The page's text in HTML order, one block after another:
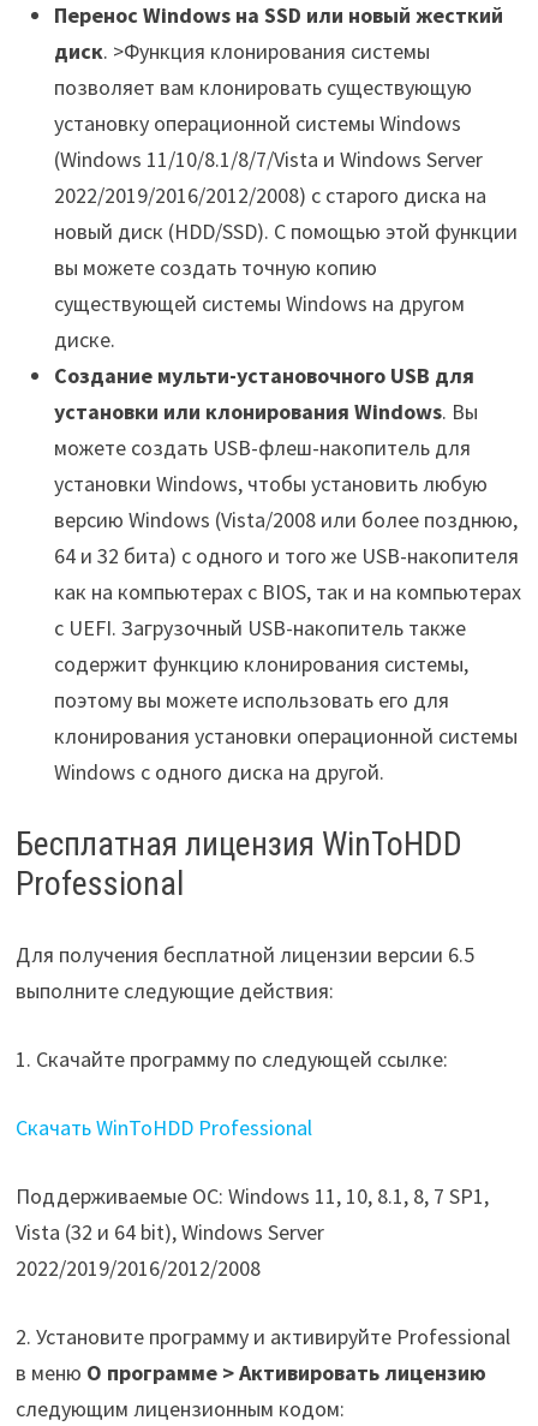
Перенос Windows на SSD или новый жесткий
диск. >Функция клонирования системы
позволяет вам клонировать существующую
установку операционной системы Windows
(Windows 11/10/8.1/8/7/Vista и Windows Server
2022/2019/2016/2012/2008) с старого диска на
новый диск (HDD/SSD). С помощью этой функции
вы можете создать точную копию
существующей системы Windows на другом
диске.
Создание мульти-установочного USB для
установки или клонирования Windows. Вы
можете создать USB-флеш-накопитель для
установки Windows, чтобы установить любую
версию Windows (Vista/2008 или более позднюю,
64 и 32 бита) с одного и того же USB-накопителя
как на компьютерах с BIOS, так и на компьютерах
с UEFI. Загрузочный USB-накопитель также
содержит функцию клонирования системы,
поэтому вы можете использовать его для
клонирования установки операционной системы
Windows с одного диска на другой.
Бесплатная лицензия WinToHDD
Professional
Для получения бесплатной лицензии версии 6.5
выполните следующие действия:
1. Скачайте программу по следующей ссылке:
Скачать WinToHDD Professional
Поддерживаемые ОС: Windows 11, 10, 8.1, 8, 7 SP1,
Vista (32 и 64 bit), Windows Server
2022/2019/2016/2012/2008
2. Установите программу и активируйте Professional
в меню О программе > Активировать лицензию
следующим лицензионным кодом: